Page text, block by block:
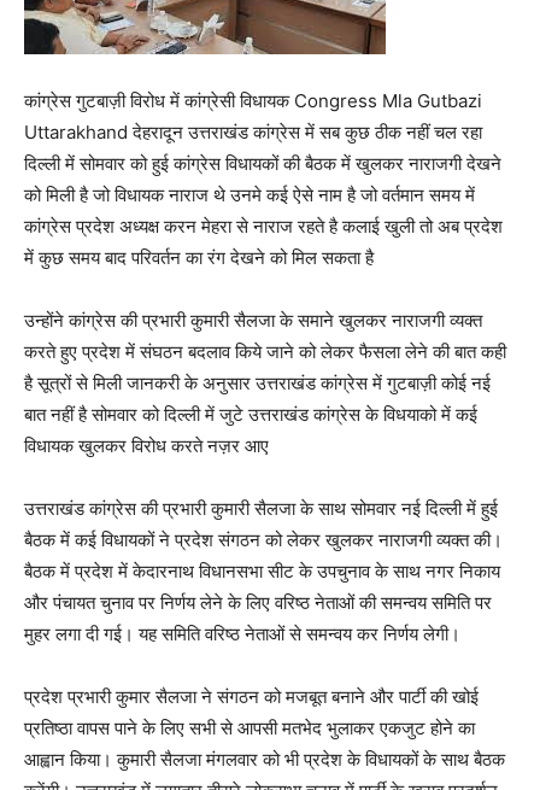
कांग्रेस गुटबाज़ी विरोध में कांग्रेसी विधायक Congress Mla Gutbazi
Uttarakhand देहरादून उत्तराखंड कांग्रेस में सब कुछ ठीक नहीं चल रहा
दिल्ली में सोमवार को हुई कांग्रेस विधायकों की बैठक में खुलकर नाराजगी देखने
को मिली है जो विधायक नाराज थे उनमे कई ऐसे नाम है जो वर्तमान समय में
कांग्रेस प्रदेश अध्यक्ष करन मेहरा से नाराज रहते है कलाई खुली तो अब प्रदेश
में कुछ समय बाद परिवर्तन का रंग देखने को मिल सकता है
उन्होंने कांग्रेस की प्रभारी कुमारी सैलजा के समाने खुलकर नाराजगी व्यक्त
करते हुए प्रदेश में संघठन बदलाव किये जाने को लेकर फैसला लेने की बात कही
है सूत्रों से मिली जानकरी के अनुसार उत्तराखंड कांग्रेस में गुटबाज़ी कोई नई
बात नहीं है सोमवार को दिल्ली में जुटे उत्तराखंड कांग्रेस के विधयाको में कई
विधायक खुलकर विरोध करते नज़र आए
उत्तराखंड कांग्रेस की प्रभारी कुमारी सैलजा के साथ सोमवार नई दिल्ली में हुई
बैठक में कई विधायकों ने प्रदेश संगठन को लेकर खुलकर नाराजगी व्यक्त की।
बैठक में प्रदेश में केदारनाथ विधानसभा सीट के उपचुनाव के साथ नगर निकाय
और पंचायत चुनाव पर निर्णय लेने के लिए वरिष्ठ नेताओं की समन्वय समिति पर
मुहर लगा दी गई। यह समिति वरिष्ठ नेताओं से समन्वय कर निर्णय लेगी।
प्रदेश प्रभारी कुमार सैलजा ने संगठन को मजबूत बनाने और पार्टी की खोई
प्रतिष्ठा वापस पाने के लिए सभी से आपसी मतभेद भुलाकर एकजुट होने का
आह्वान किया। कुमारी सैलजा मंगलवार को भी प्रदेश के विधायकों के साथ बैठक